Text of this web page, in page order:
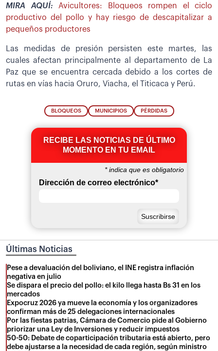
MIRA AQUÍ: Avicultores: Bloqueos rompen el ciclo
productivo del pollo y hay riesgo de descapitalizar a
pequeños productores
Las medidas de presión persisten este martes, las
cuales afectan principalmente al departamento de La
Paz que se encuentra cercada debido a los cortes de
rutas en vías hacia Oruro, Viacha, el Titicaca y Perú.
BLOQUEOS MUNICIPIOS PÉRDIDAS
RECIBE LAS NOTICIAS DE ÚLTIMO
MOMENTO EN TU EMAIL
*indica que es obligatorio
Dirección de correo electrónico*
Últimas Noticias
Pese a devaluación del boliviano, el INE registra inflación
negativa en julio
Se dispara el precio del pollo: el kilo llega hasta Bs 31 en los
mercados
Expocruz 2026 ya mueve la economía y los organizadores
confirman más de 25 delegaciones internacionales
Por las fiestas patrias, Cámara de Comercio pide al Gobierno
priorizar una Ley de Inversiones y reducir impuestos
50-50: Debate de coparticipación tributaria está abierto, pero
debe ajustarse a la necesidad de cada región, según ministro